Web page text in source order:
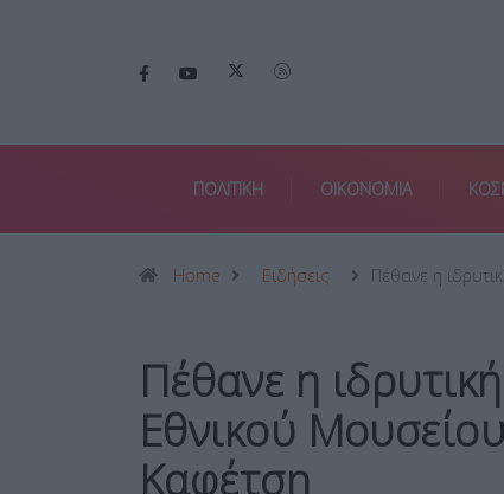
ΠΟΛΙΤΙΚΗ ΟΙΚΟΝΟΜΙΑ
Home Ειδήσεις Πέθανε η
Πέθανε η
Εθνικού
Καφέτση